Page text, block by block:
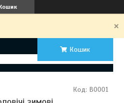
Кошик
Код: B0001